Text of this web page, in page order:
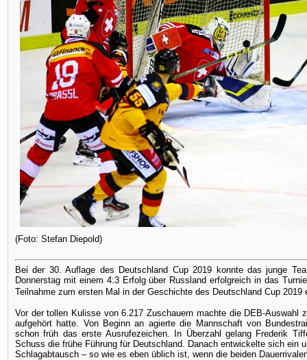
(Foto: Stefan Diepold)
Bei der 30. Auflage des Deutschland Cup 2019 konnte das junge
Donnerstag mit einem 4:3 Erfolg über Russland erfolgreich in das
Teilnahme zum ersten Mal in der Geschichte des Deutschland Cup 2019
Vor der tollen Kulisse von 6.217 Zuschauern machte die DEB-Auswahl
aufgehört hatte. Von Beginn an agierte die Mannschaft von
schon früh das erste Ausrufezeichen. In Überzahl gelang Frederik
Schuss die frühe Führung für Deutschland. Danach entwickelte sich ein
Schlagabtausch – so wie es eben üblich ist, wenn die beiden